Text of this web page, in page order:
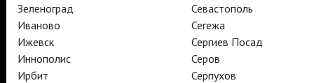
АРТ-ЛЕКТОРИЙ В КИНО
TheatreHD
АРТ-ЛЕКТОРИЙ В КИНО
Зеленоград
Иваново
Ижевск
Иннополис
Ирбит
Севастополь
Сегежа
Сергиев Посад
Серов
Серпухов